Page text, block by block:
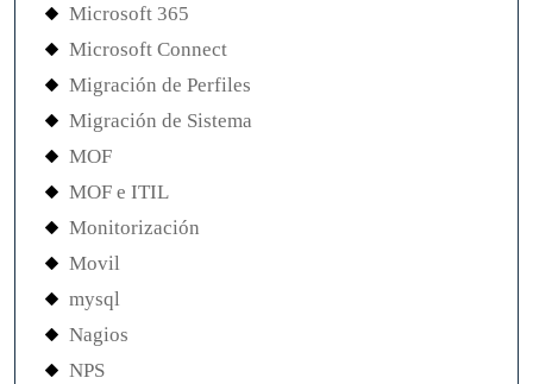
Microsoft 365
Microsoft Connect
Migración de Perfiles
Migración de Sistema
MOF
MOF e ITIL
Monitorización
Movil
mysql
Nagios
NPS